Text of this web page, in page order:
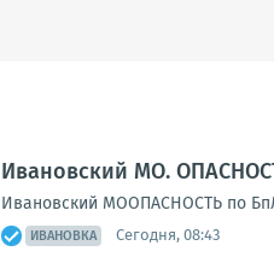
Ивановский МО.
Ивановский МООПАСНОСТЬ по
ИВАНОВКА Сегодня, 08:43